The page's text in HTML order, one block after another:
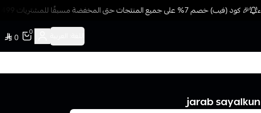
🎉 كود (فيب) خصم 7% على جميع المنتجات حتى المخفضة مسبقًا للمشتريات 499 ريال + شحن وتوصيل مجاني
0
0